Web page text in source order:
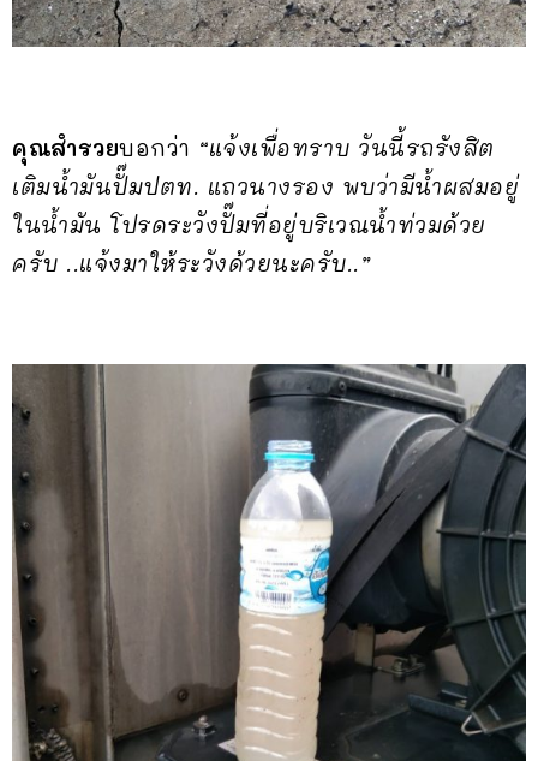
คุณสำรวยบอกว่า “แจ้งเพื่อทราบ วันนี้รถรังสิต
เติมน้ำมันปั๊มปตท. แถวนางรอง พบว่ามีน้ำผสมอยู่
ในน้ำมัน โปรดระวังปั๊มที่อยู่บริเวณน้ำท่วมด้วย
ครับ ..แจ้งมาให้ระวังด้วยนะครับ..”